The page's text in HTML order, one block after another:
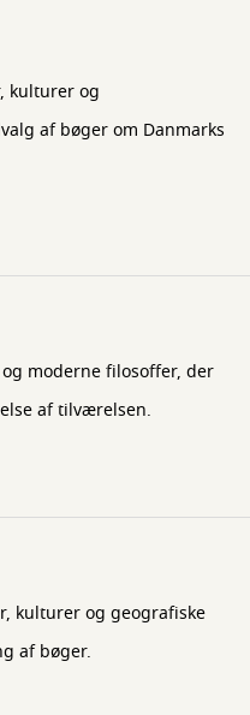
kulturer og
af bøger om Danmarks
moderne filosoffer, der
af tilværelsen.
kulturer og geografiske
af bøger.